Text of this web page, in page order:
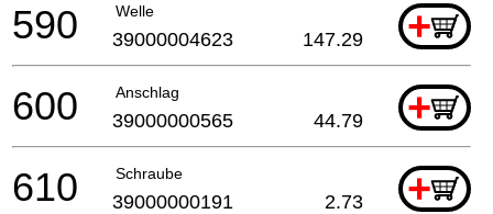
Welle +
590 39000004623 147.29
Anschlag +
600 39000000565 44.79
Schraube +
610 39000000191 2.73